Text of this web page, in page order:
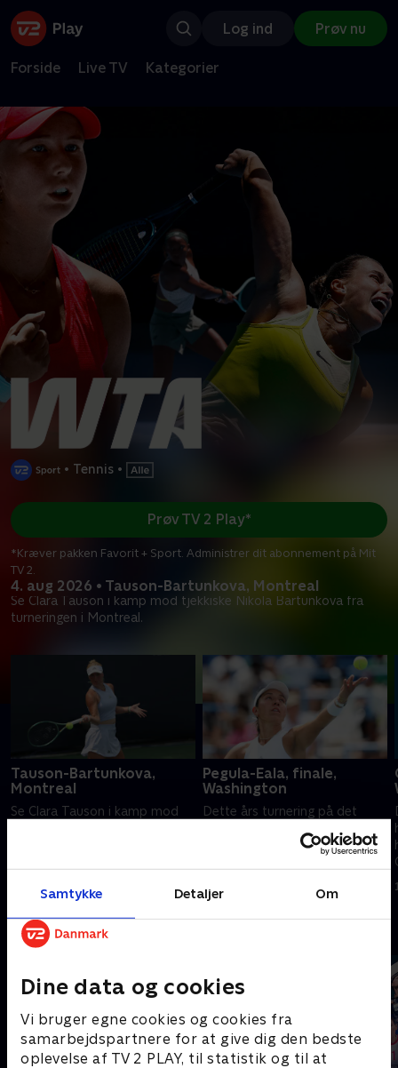
Samtykke Detaljer Om
Dine data og cookies
Vi bruger egne cookies og cookies fra
samarbejdspartnere for at give dig den bedste
oplevelse af TV 2 PLAY, til statistik og til at
Log ind Prøv nu
Forside Live TV Kategorier
• Tennis •
4. aug 2026 • Tauson-Bartunkova, Montreal
Se Clara Tauson i kamp mod tjekkiske Nikola Bartunkova fra
turneringen i Montreal.
Prøv TV 2 Play*
*Kræver pakken Favorit + Sport. Administrer dit abonnement på Mit
TV 2.
Tauson-Bartunkova,
Montreal
Se Clara Tauson i kamp mod
4. august 2026 • 110 min
Pegula-Eala, finale,
Washington
Dette års turnering på det
har blandt andre deltagelse af
Andre så også